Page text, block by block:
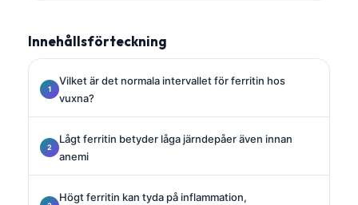
Innehållsförteckning
Vilket är det normala intervallet för ferritin hos
vuxna?
Lågt ferritin betyder låga järndepåer även innan
anemi
Högt ferritin kan tyda på inflammation,